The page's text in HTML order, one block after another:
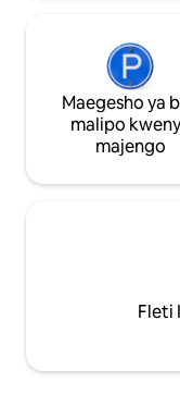
Maegesho ya
malipo
majengo
Fleti